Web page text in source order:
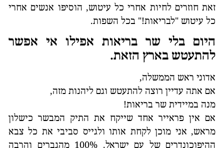
זאת חוזרים לחיות אחרי כל עיטוש, הוסיפו אנשים אחרי
כל עיטוש "לבריאות!" בכל השפות.
היום בלי שר בריאות אפילו אי אפשר
להתעטש בארץ הזאת.
אדוני ראש הממשלה,
אם אתה עדיין רוצה להתעטש וגם ליהנות מזה,
מנה במיידית שר בריאות!
אם אין פראייר אחד שייקח את התיק המבשר כישלון
מראש, אני מוכן לקחת אותו ולגייס סביבי את כל צבא
ההיפוכונדרים של עם ישראל. 100% מהגברים והרבה